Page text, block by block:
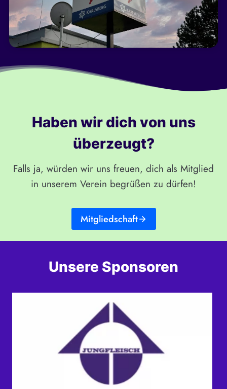
Haben wir dich von uns
überzeugt?
Falls ja, würden wir uns freuen, dich als Mitglied
in unserem Verein begrüßen zu dürfen!
Mitgliedschaft
Unsere Sponsoren